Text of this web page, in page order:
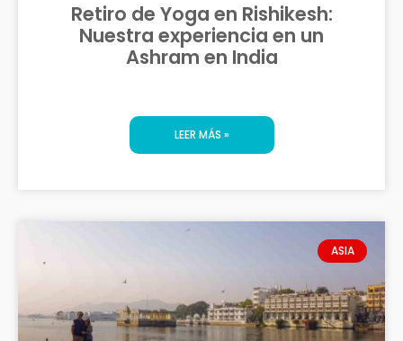
Retiro de Yoga en Rishikesh:
Nuestra experiencia en un
Ashram en India
LEER MÁS »
ASIA